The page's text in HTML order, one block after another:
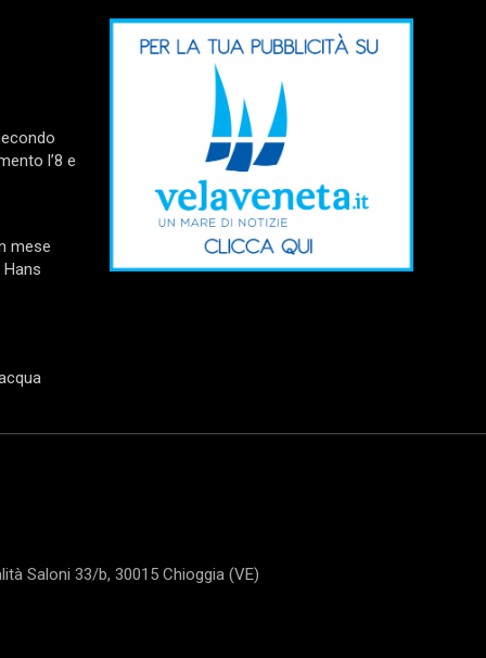
l’8 e
mese
Hans
Saloni 33/b, 30015 Chioggia (VE)